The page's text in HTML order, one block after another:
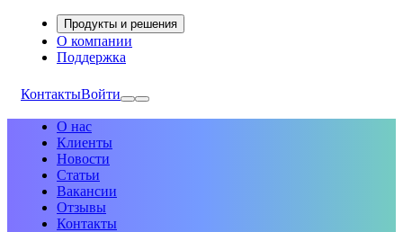
Продукты и решения
О компании
Поддержка
КонтактыВойти
О нас
Клиенты
Новости
Статьи
Вакансии
Отзывы
Контакты